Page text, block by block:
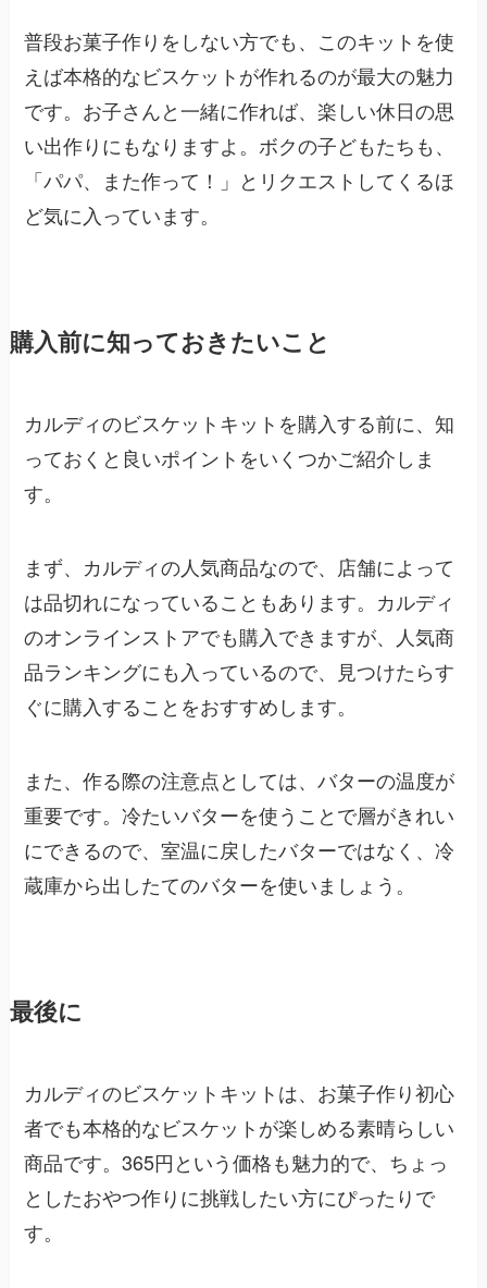
普段お菓子作りをしない方でも、このキットを使
えば本格的なビスケットが作れるのが最大の魅力
です。お子さんと一緒に作れば、楽しい休日の思
い出作りにもなりますよ。ボクの子どもたちも、
「パパ、また作って！」とリクエストしてくるほ
ど気に入っています。
購入前に知っておきたいこと
カルディのビスケットキットを購入する前に、知
っておくと良いポイントをいくつかご紹介しま
す。
まず、カルディの人気商品なので、店舗によって
は品切れになっていることもあります。カルディ
のオンラインストアでも購入できますが、人気商
品ランキングにも入っているので、見つけたらす
ぐに購入することをおすすめします。
また、作る際の注意点としては、バターの温度が
重要です。冷たいバターを使うことで層がきれい
にできるので、室温に戻したバターではなく、冷
蔵庫から出したてのバターを使いましょう。
最後に
カルディのビスケットキットは、お菓子作り初心
者でも本格的なビスケットが楽しめる素晴らしい
商品です。365円という価格も魅力的で、ちょっ
としたおやつ作りに挑戦したい方にぴったりで
す。